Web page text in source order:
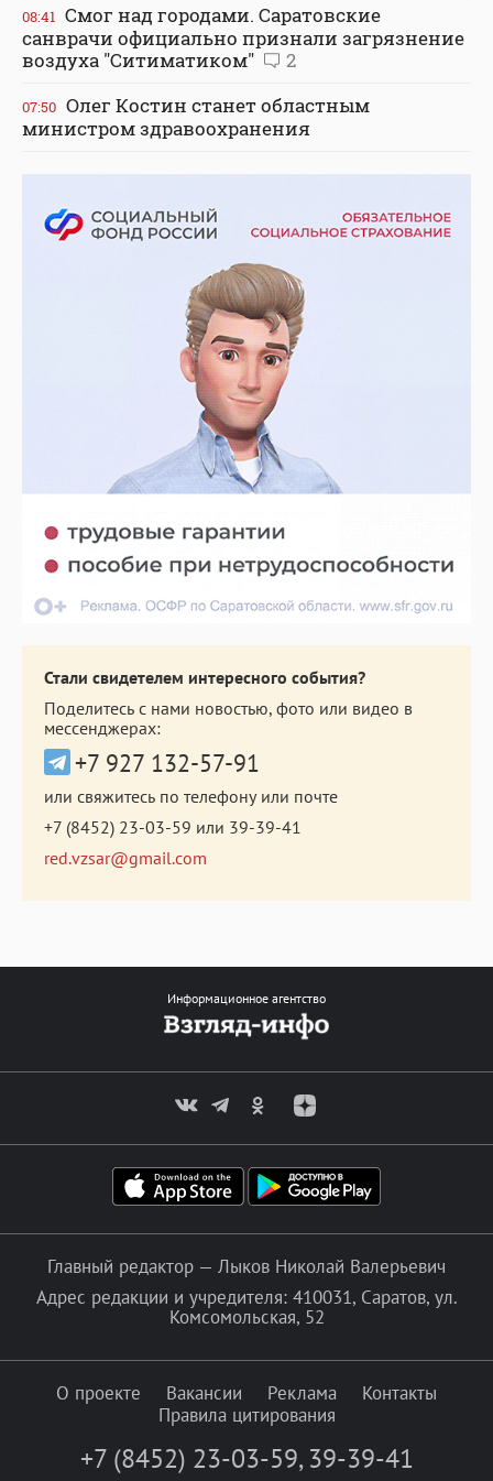
08:41 Смог над городами. Саратовские
санврачи официально признали загрязнение
воздуха "Ситиматиком"
2
07:50 Олег Костин станет областным
министром здравоохранения
Стали свидетелем интересного события?
Поделитесь с нами новостью, фото или видео в
мессенджерах:
+7 927 132-57-91
или свяжитесь по телефону или почте
+7 (8452) 23-03-59 или 39-39-41
red.vzsar@gmail.com
Информационное агентство
Главный редактор — Лыков Николай Валерьевич
Адрес редакции и учредителя: 410031, Саратов, ул.
Комсомольская, 52
О проекте Вакансии Реклама
Контакты
Правила цитирования
+7 (8452) 23-03-59, 39-39-41